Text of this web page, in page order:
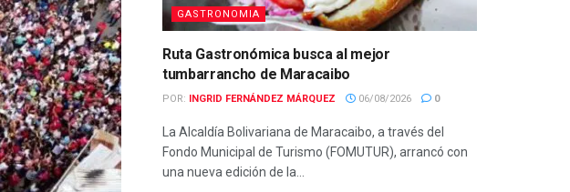
GASTRONOMIA
Ruta Gastronómica busca al mejor
tumbarrancho de Maracaibo
POR: INGRID FERNÁNDEZ MÁRQUEZ 06/08/2026 0
La Alcaldía Bolivariana de Maracaibo, a través del
Fondo Municipal de Turismo (FOMUTUR), arrancó con
una nueva edición de la...